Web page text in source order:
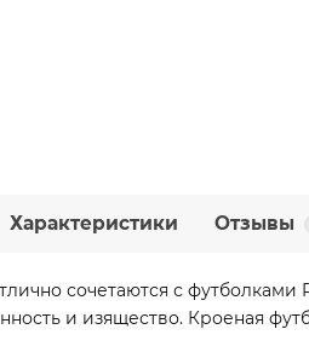
Характеристики Отзывы
сочетаются с
и изящество. Кроеная